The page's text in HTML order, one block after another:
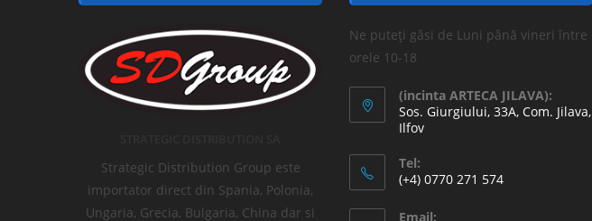
Strategic Distribution Group este
importator direct din Spania, Polonia,
Ungaria, Grecia, Bulgaria, China dar si
Ne puteți găsi de Luni până vineri între
orele 10-18
(incinta ARTECA JILAVA):
Sos. Giurgiului, 33A, Com. Jilava,
Ilfov
Tel:
(+4) 0770 271 574
Email: